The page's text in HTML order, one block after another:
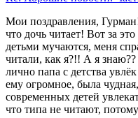
Мои поздравления,
что дочь читает! Вот за
детьми мучаются, меня
читали, как я?!! А я
лично папа с детства
ему огромное, была
современных детей
что типа не читают,